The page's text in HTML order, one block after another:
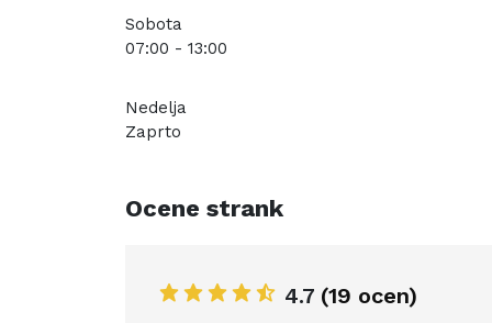
Sobota
07:00 - 13:00
Nedelja
Zaprto
Ocene strank
4.7 (19 ocen)